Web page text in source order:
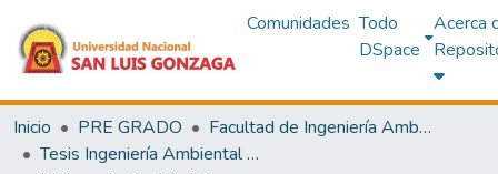
Comunidades Todo
DSpace
Acerca
Inicio PRE GRADO
Facultad de Ingeniería Ambiental y Sanitaria
Tesis Ingeniería Ambiental y Sanitaria